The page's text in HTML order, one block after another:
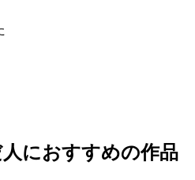
におすすめの作品